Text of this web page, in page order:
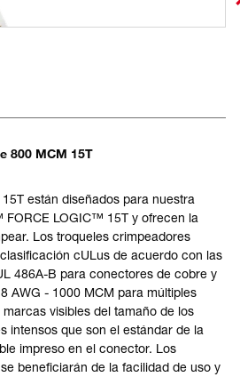
800 MCM 15T
están diseñados para nuestra
LOGIC™ 15T y ofrecen la
Los troqueles crimpeadores
cULus de acuerdo con las
486A-B para conectores de cobre y
AWG - 1000 MCM para múltiples
visibles del tamaño de los
intensos que son el estándar de la
impreso en el conector. Los
beneficiarán de la facilidad de uso y